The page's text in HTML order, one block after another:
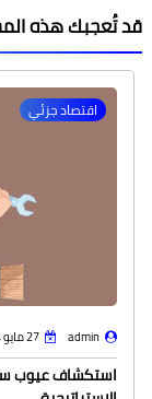
قد تُعجبك هذه
اقتصاد جزئي
admin 27 مايو 2024
استكشاف عيوب